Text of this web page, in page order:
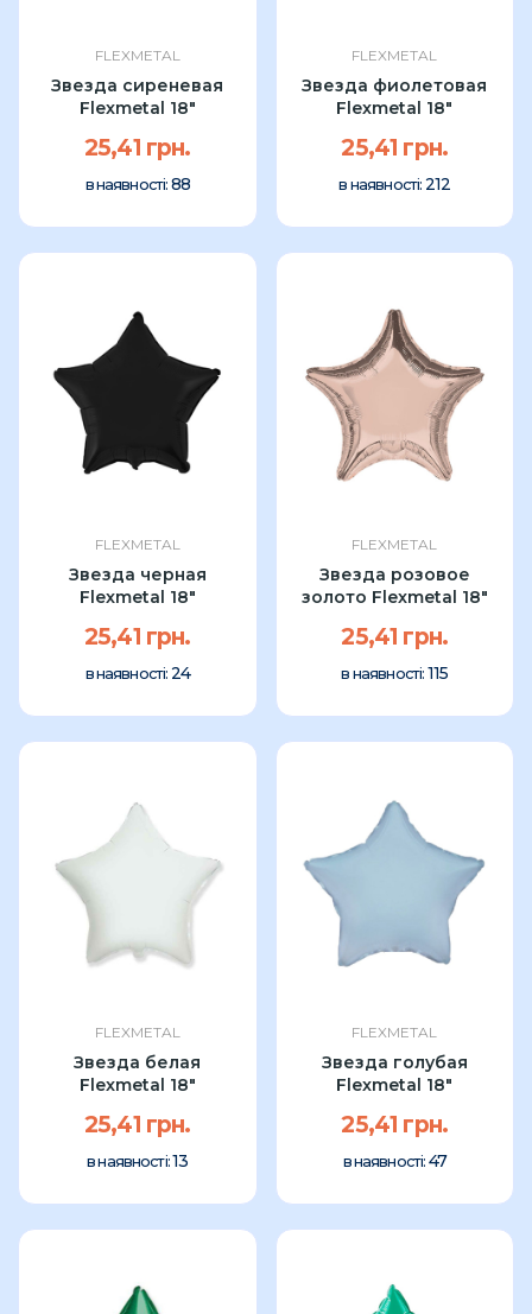
FLEXMETAL
Звезда сиреневая
Flexmetal 18"
25,41 грн.
в наявності: 88
FLEXMETAL
Звезда фиолетовая
Flexmetal 18"
25,41 грн.
в наявності: 212
FLEXMETAL
Звезда черная
Flexmetal 18"
25,41 грн.
в наявності: 24
FLEXMETAL
Звезда розовое
золото Flexmetal 18"
25,41 грн.
в наявності: 115
FLEXMETAL
Звезда белая
Flexmetal 18"
25,41 грн.
в наявності:13
FLEXMETAL
Звезда голубая
Flexmetal 18"
25,41 грн.
в наявності: 47